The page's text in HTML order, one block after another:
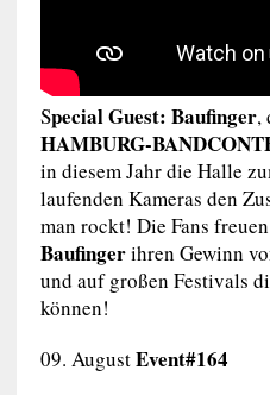
Special Guest: Baufinger,
HAMBURG-
in diesem Jahr die Halle
laufenden Kameras den
man rockt! Die Fans
Baufingerihren Gewinn
und auf großen Festivals
können!
09. AugustEvent#164